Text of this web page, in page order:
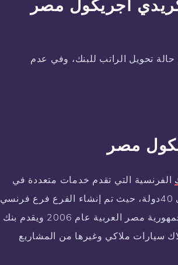
ل 7 سنوات ولكن في حالة تحويل الراتب للبنك، وفي عدم
مصر
الفرنسية التي تقدم خدمات متعددة في
عدد من الدول العربية والعالمية، وقد وصل عددها إلى 40دولة، حيث تم إنشاء الفرع فرع فرنسي
في عام 1885 في فرنسا، وتم تصميم هذا البنك في جمهورية مصر العربية عام 2006 ويقدم بنك
سيارات ملاكي وغيرها من المشاريع